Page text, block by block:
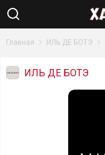
Главная ИЛЬ ДЕ БОТЭ
ИЛЬ ДЕ БОТЭ